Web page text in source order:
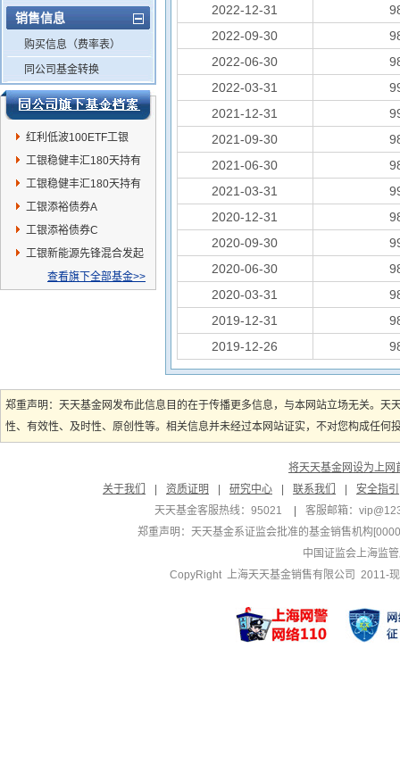
销售信息
购买信息（费率表）
同公司基金转换
红利低波100ETF工银
工银稳健丰汇180天持有
债券A
工银稳健丰汇180天持有
债券C
工银添裕债券A
工银添裕债券C
工银新能源先锋混合发起
查看旗下全部基金>>
2022-12-31
2022-09-30
2022-06-30
2022-03-31
2021-12-31
2021-09-30
2021-06-30
2021-03-31
2020-12-31
2020-09-30
2020-06-30
2020-03-31
2019-12-31
2019-12-26
郑重声明：天天基金网发布此信息目的在于传播更多信息，与本网站立场无关。
性、有效性、及时性、原创性等。相关信息并未经过本网站证实，不对您构成任
将天天基金网设为上网
关于我们
资质证明 研究中心 联系我们
安全指引
天天基金客服热线：95021
客服邮箱：
郑重声明： 天天基金系证监会批准的基金销售机构
中国证监会上海监
CopyRight 上海天天基金销售有限公司 2011-